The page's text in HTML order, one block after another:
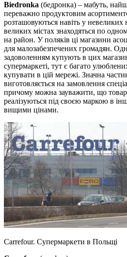
Biedronka (бедронка) – мабуть,
переважно продуктовим
розташовуються навіть у невеликих
великих містах знаходяться по
на район. У поляків ці магазини
для малозабезпечених громадян.
задоволенням купують в цих
супермаркеті, тут є багато
купувати в цій мережі. Значна
виготовляється на замовлення
причому можна зауважити, що
реалізуються під своєю маркою в
вищими цінами.
Carrefour. Супермаркети в Польщі